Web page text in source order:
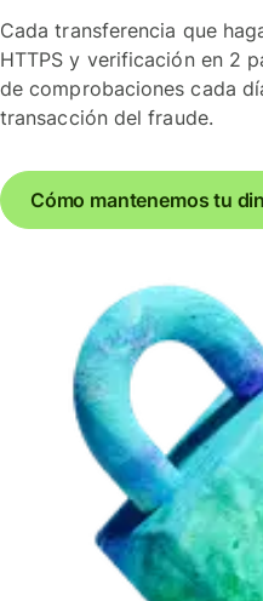
Cada transferencia que
HTTPS y verificación en 2
de comprobaciones cada
transacción del fraude.
Cómo mantenemos tu